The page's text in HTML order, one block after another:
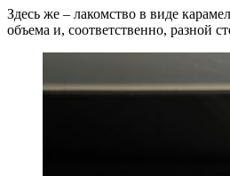
Здесь же – лакомство в виде
объема и, соответственно, разной